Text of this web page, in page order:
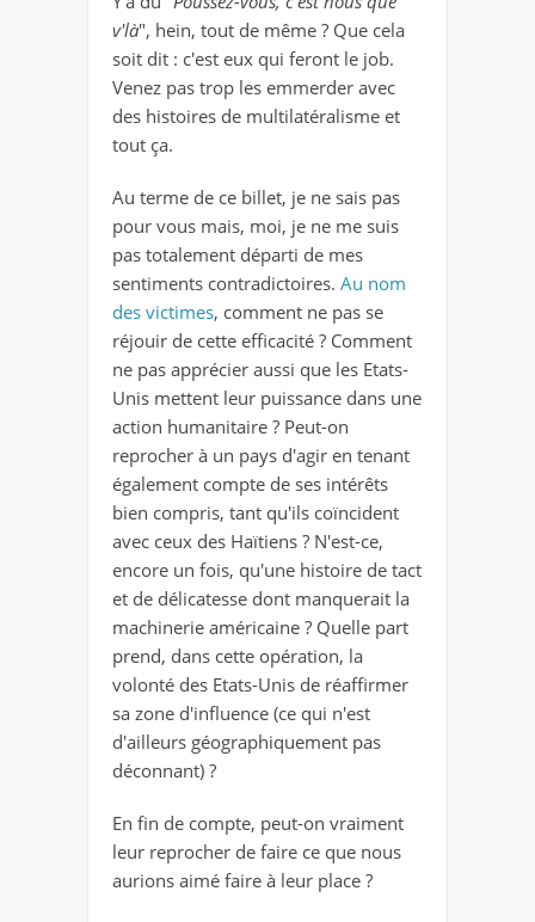
v'là", hein, tout de même ? Que cela
soit dit : c'est eux qui feront le job.
Venez pas trop les emmerder avec
des histoires de multilatéralisme et
tout ça.
Au terme de ce billet, je ne sais pas
pour vous mais, moi, je ne me suis
pas totalement départi de mes
sentiments contradictoires. Au nom
des victimes, comment ne pas se
réjouir de cette efficacité ? Comment
ne pas apprécier aussi que les Etats-
Unis mettent leur puissance dans une
action humanitaire ? Peut-on
reprocher à un pays d'agir en tenant
également compte de ses intérêts
bien compris, tant qu'ils coïncident
avec ceux des Haïtiens ? N'est-ce,
encore un fois, qu'une histoire de tact
et de délicatesse dont manquerait la
machinerie américaine ? Quelle part
prend, dans cette opération, la
volonté des Etats-Unis de réaffirmer
sa zone d'influence (ce qui n'est
d'ailleurs géographiquement pas
déconnant) ?
En fin de compte, peut-on vraiment
leur reprocher de faire ce que nous
aurions aimé faire à leur place ?